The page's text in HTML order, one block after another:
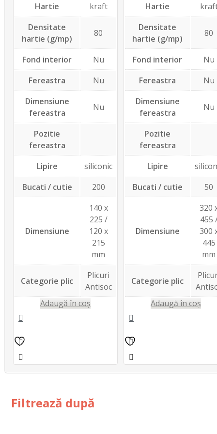
Hartie
kraft
Densitate
hartie (g/mp)
80
Fond interior
Nu
Fereastra
Nu
Dimensiune
fereastra
Nu
Pozitie
fereastra
Lipire
siliconic
Bucati / cutie
200
Dimensiune
140 x
225 /
120 x
215
mm
Categorie plic
Plicuri
Antisoc
Adaugă în coș
Hartie
Densitate
hartie (g/mp)
80
Fond interior
Nu
Fereastra
Nu
Dimensiune
fereastra
Nu
Pozitie
fereastra
Lipire
Bucati / cutie
50
Dimensiune
320
455
300
445
mm
Categorie plic
Adaugă în coș
Filtrează după